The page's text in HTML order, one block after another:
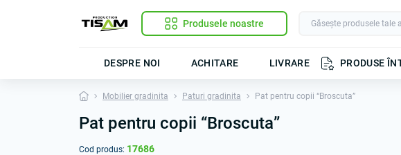
Produsele noastre
DESPRE NOI ACHITARE LIVRARE PRODUSE
Mobilier gradinita Paturi gradinita Pat pentru copii “Broscuta”
Pat pentru copii “Broscuta”
Cod produs: 17686